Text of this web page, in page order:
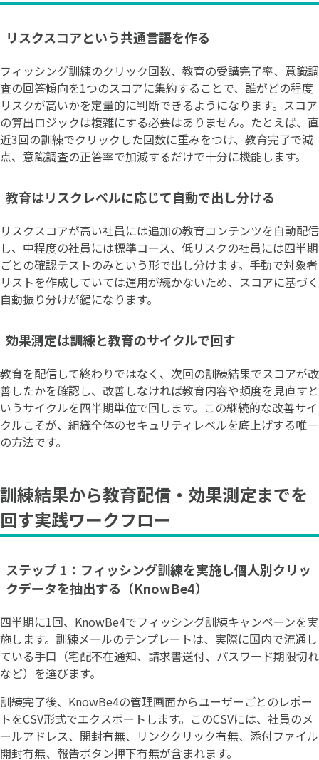
リスクスコアという共通言語を作る
フィッシング訓練のクリック回数、教育の受講完了率、意識調
査の回答傾向を1つのスコアに集約することで、誰がどの程度
リスクが高いかを定量的に判断できるようになります。スコア
の算出ロジックは複雑にする必要はありません。たとえば、直
近3回の訓練でクリックした回数に重みをつけ、教育完了で減
点、意識調査の正答率で加減するだけで十分に機能します。
教育はリスクレベルに応じて自動で出し分ける
リスクスコアが高い社員には追加の教育コンテンツを自動配信
し、中程度の社員には標準コース、低リスクの社員には四半期
ごとの確認テストのみという形で出し分けます。手動で対象者
リストを作成していては運用が続かないため、スコアに基づく
自動振り分けが鍵になります。
効果測定は訓練と教育のサイクルで回す
教育を配信して終わりではなく、次回の訓練結果でスコアが改
善したかを確認し、改善しなければ教育内容や頻度を見直すと
いうサイクルを四半期単位で回します。この継続的な改善サイ
クルこそが、組織全体のセキュリティレベルを底上げする唯一
の方法です。
訓練結果から教育配信・効果測定までを
回す実践ワークフロー
ステップ 1：フィッシング訓練を実施し個人別クリッ
クデータを抽出する（KnowBe4）
四半期に1回、KnowBe4でフィッシング訓練キャンペーンを実
施します。訓練メールのテンプレートは、実際に国内で流通し
ている手口（宅配不在通知、請求書送付、パスワード期限切れ
など）を選びます。
訓練完了後、KnowBe4の管理画面からユーザーごとのレポー
トをCSV形式でエクスポートします。このCSVには、社員のメ
ールアドレス、開封有無、リンククリック有無、添付ファイル
開封有無、報告ボタン押下有無が含まれます。